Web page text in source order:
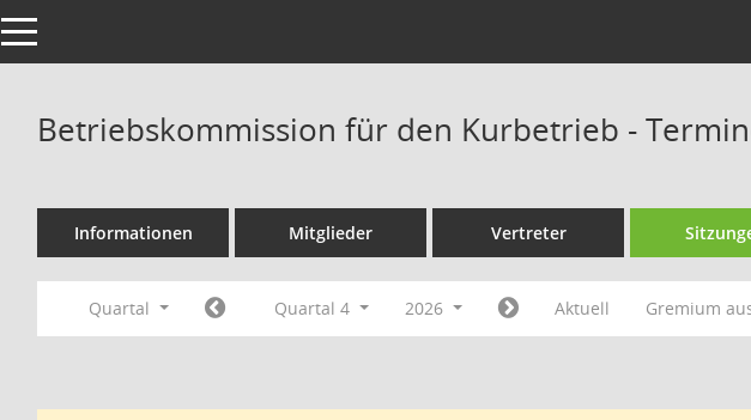
Toggle navigation
Betriebskommission für den Kurbetrieb -
Informationen Mitglieder Vertreter
Quartal Quartal 4 2026 Aktuell Gremium